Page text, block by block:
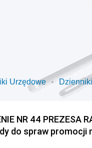
Urzędowe
NR 44 PREZESA
do spraw promocji